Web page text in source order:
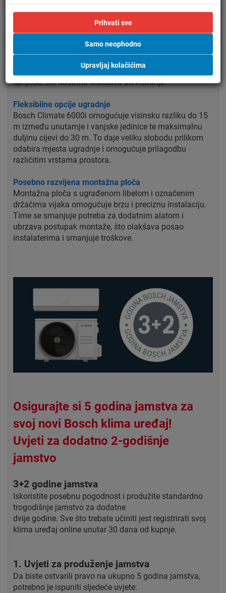
Jednostavna instalacija i održavanje
Unutarnja jedinica je kompaktna i može se ugraditi već
5 cm ispod stropa, što omogućuje fleksibilnu montažu
čak i na zahtjevnim lokacijama. Ventilator i motor mogu
se rastaviti u samo nekoliko koraka radi lakšeg čišćenja
i održavanja. Električna kutija i priključci dostupni su
sprijeda, što dodatno olakšava servisiranje.
Fleksibilne opcije ugradnje
Bosch Climate 6000i omogućuje visinsku razliku do 15
m između unutarnje i vanjske jedinice te maksimalnu
duljinu cijevi do 30 m. To daje veliku slobodu prilikom
odabira mjesta ugradnje i omogućuje prilagodbu
različitim vrstama prostora.
Posebno razvijena montažna ploča
Montažna ploča s ugrađenom libelom i označenim
držačima vijaka omogućuje brzu i preciznu instalaciju.
Time se smanjuje potreba za dodatnim alatom i
ubrzava postupak montaže, što olakšava posao
instalaterima i smanjuje troškove.
Osigurajte si 5 godina jamstva za
svoj novi Bosch klima uređaj!
Uvjeti za dodatno 2-godišnje
jamstvo
3+2 godine jamstva
Iskoristite posebnu pogodnost i produžite standardno
trogodišnje jamstvo za dodatne
dvije godine. Sve što trebate učiniti jest registrirati svoj
klima uređaj online unutar 30 dana od kupnje.
1. Uvjeti za produženje jamstva
Da biste ostvarili pravo na ukupno 5 godina jamstva,
potrebno je ispuniti sljedeće uvjete:
Prihvati sve
Samo neophodno
Upravljaj kolačićima